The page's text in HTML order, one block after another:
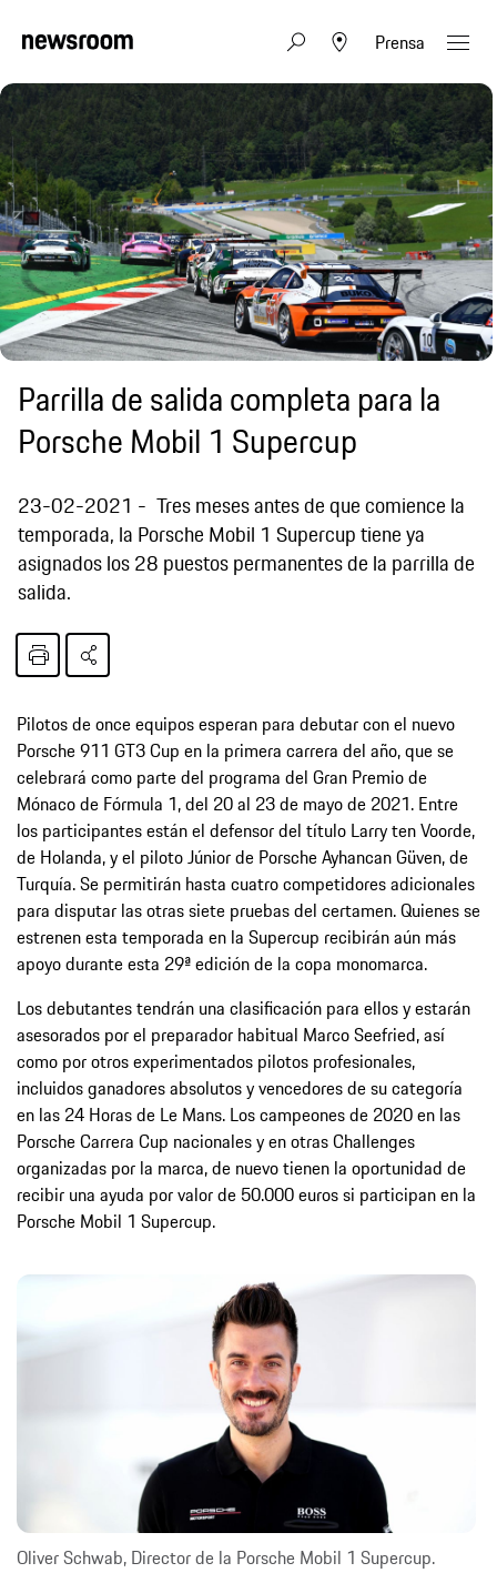
Prensa
Parrilla de salida completa para la
Porsche Mobil 1 Supercup
23-02-2021
Tres meses antes de que comience la
temporada, la Porsche Mobil 1 Supercup tiene ya
asignados los 28 puestos permanentes de la parrilla de
salida.
Pilotos de once equipos esperan para debutar con el nuevo
Porsche 911 GT3 Cup en la primera carrera del año, que se
celebrará como parte del programa del Gran Premio de
Mónaco de Fórmula 1, del 20 al 23 de mayo de 2021. Entre
los participantes están el defensor del título Larry ten Voorde,
de Holanda, y el piloto Júnior de Porsche Ayhancan Güven, de
Turquía. Se permitirán hasta cuatro competidores adicionales
para disputar las otras siete pruebas del certamen. Quienes se
estrenen esta temporada en la Supercup recibirán aún más
apoyo durante esta 29ª edición de la copa monomarca.
Los debutantes tendrán una clasificación para ellos y estarán
asesorados por el preparador habitual Marco Seefried, así
como por otros experimentados pilotos profesionales,
incluidos ganadores absolutos y vencedores de su categoría
en las 24 Horas de Le Mans. Los campeones de 2020 en las
Porsche Carrera Cup nacionales y en otras Challenges
organizadas por la marca, de nuevo tienen la oportunidad de
recibir una ayuda por valor de 50.000 euros si participan en la
Porsche Mobil 1 Supercup.
Oliver Schwab, Director de la Porsche Mobil 1 Supercup.